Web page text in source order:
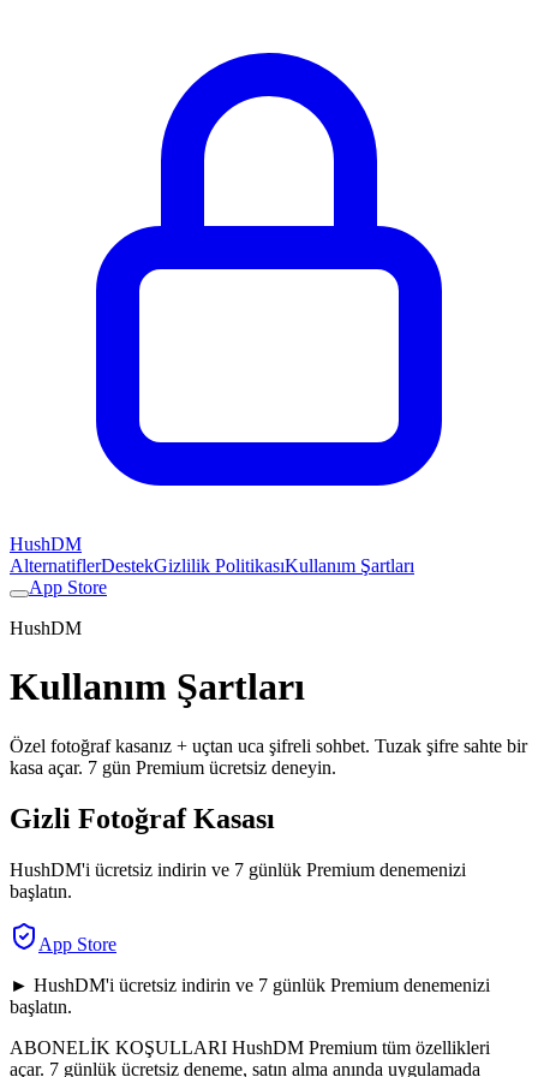
HushDM
AlternatiflerDestekGizlilik PolitikasıKullanım Şartları
App Store
HushDM
Kullanım Şartları
Özel fotoğraf kasanız + uçtan uca şifreli sohbet. Tuzak şifre sahte bir
kasa açar. 7 gün Premium ücretsiz deneyin.
Gizli Fotoğraf Kasası
HushDM'i ücretsiz indirin ve 7 günlük Premium denemenizi
başlatın.
App Store
► HushDM'i ücretsiz indirin ve 7 günlük Premium denemenizi
başlatın.
ABONELİK KOŞULLARI HushDM Premium tüm özellikleri
açar. 7 günlük ücretsiz deneme, satın alma anında uygulamada